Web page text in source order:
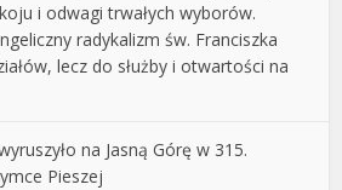
i odwagi trwałych wyborów.
radykalizm św. Franciszka
lecz do służby i otwartości na
na Jasną Górę w 315.
Pieszej